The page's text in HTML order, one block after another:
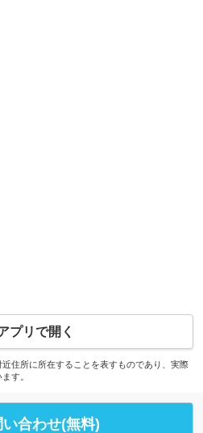
プリで開く
住所に所在することを表すものであり、実際
す。
い合わせ(無料)